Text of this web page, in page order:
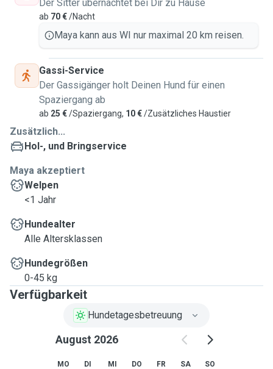
Der Sitter übernachtet bei Dir zu Hause
ab 70 €/Nacht
Maya kann aus WI nur maximal 20 km reisen.
Gassi-Service
Der Gassigänger holt Deinen Hund für einen
Spaziergang ab
ab 25 €/Spaziergang, 10 €/Zusätzliches Haustier
Zusätzlich...
Hol-, und Bringservice
Maya akzeptiert
Welpen
<1 Jahr
Hundealter
Alle Altersklassen
Hundegrößen
0-45 kg
Verfügbarkeit
Hundetagesbetreuung
August 2026
MO DI MI DO FR SA SO